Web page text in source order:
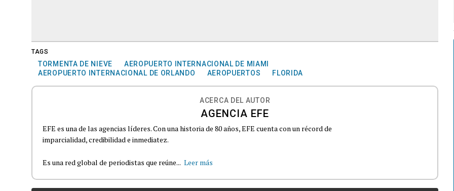
TAGS
TORMENTA DE NIEVE
AEROPUERTO INTERNACIONAL DE MIAMI
AEROPUERTO INTERNACIONAL DE ORLANDO
AEROPUERTOS FLORIDA
ACERCA DEL AUTOR
AGENCIA EFE
EFE es una de las agencias líderes. Con una historia de 80 años, EFE cuenta con un récord de
imparcialidad, credibilidad e inmediatez.
Es una red global de periodistas que reúne... Leer más